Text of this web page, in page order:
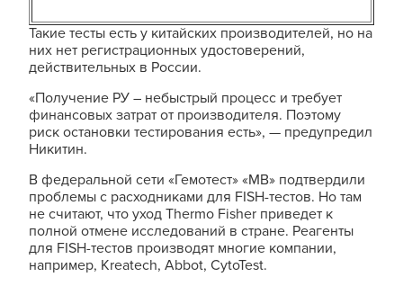
Такие тесты есть у китайских производителей, но на
них нет регистрационных удостоверений,
действительных в России.
«Получение РУ – небыстрый процесс и требует
финансовых затрат от производителя. Поэтому
риск остановки тестирования есть», — предупредил
Никитин.
В федеральной сети «Гемотест» «МВ» подтвердили
проблемы с расходниками для FISH-тестов. Но там
не считают, что уход Thermo Fisher приведет к
полной отмене исследований в стране. Реагенты
для FISH-тестов производят многие компании,
например, Kreatech, Abbot, CytoTest.